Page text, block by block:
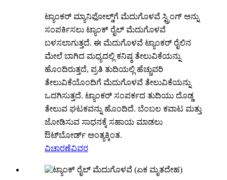
ಟ್ಯಾಂಕರ್ ಮ್ಯಾನಿಫೋಲ್ಡ್‌ಗೆ ಮೆದುಗೊಳವೆ ಸ್ಟ್ರಿಂಗ್ ಅನ್ನು
ಸಂಪರ್ಕಿಸಲು ಟ್ಯಾಂಕ್ ರೈಲ್ ಮೆದುಗೊಳವೆ
ಬಳಸಲಾಗುತ್ತದೆ. ಈ ಮೆದುಗೊಳವೆ ಟ್ಯಾಂಕರ್ ರೈಲಿನ
ಮೇಲೆ ಬಾಗಿದ ಮಧ್ಯದಲ್ಲಿ ಕನಿಷ್ಠ ತೇಲುವಿಕೆಯನ್ನು
ಹೊಂದಿರುತ್ತದೆ, ಪ್ರತಿ ತುದಿಯಲ್ಲಿ ಹೆಚ್ಚುವರಿ
ತೇಲುವಿಕೆಯೊಂದಿಗೆ ಮೆದುಗೊಳವೆ ತೇಲುವಿಕೆಯನ್ನು
ಒದಗಿಸುತ್ತದೆ. ಟ್ಯಾಂಕರ್ ಸಂಪರ್ಕದ ತುದಿಯು ದೊಡ್ಡ
ತೇಲುವ ಘಟಕವನ್ನು ಹೊಂದಿದೆ. ಬೆಂಬಲ ಕವಾಟ ಮತ್ತು
ಜೋಡಿಸುವ ಸಾಧನಕ್ಕೆ ಸಹಾಯ ಮಾಡಲು
ಔಟ್‌ಬೋರ್ಡ್ ಅಂತ್ಯಕ್ಕಿಂತ.
ವಿಚಾರಣೆವಿವರ